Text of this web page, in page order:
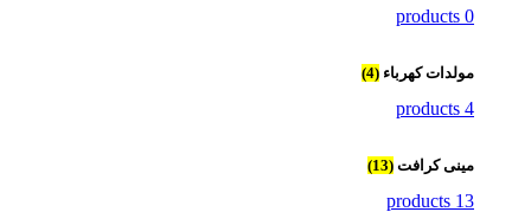
0 products
مولدات كهرباء (4)
4 products
مينى كرافت (13)
13 products